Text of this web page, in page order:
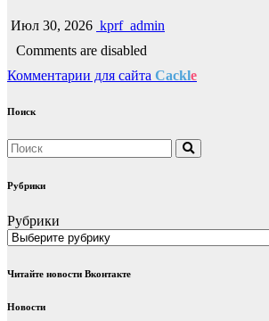
Июл 30, 2026 kprf_admin
Comments are disabled
Комментарии для сайта Cackle
Поиск
Рубрики
Рубрики
Читайте новости Вконтакте
Новости